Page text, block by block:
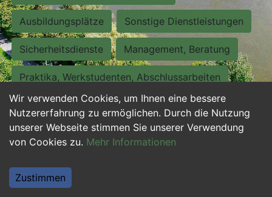
Wir verwenden Cookies, um Ihnen eine bessere
Nutzererfahrung zu ermöglichen. Durch die Nutzung
unserer Webseite stimmen Sie unserer Verwendung
von Cookies zu. Mehr Informationen
Zustimmen
Ausbildungsplätze Sonstige Dienstleistungen
Sicherheitsdienste Management, Beratung
Praktika, Werkstudenten, Abschlussarbeiten
Personalwesen Assistenz, Sekretariat
Hilfskräfte, Aushilfs- und Nebenjobs
Weiterbildung, Studium, duale Ausbildung